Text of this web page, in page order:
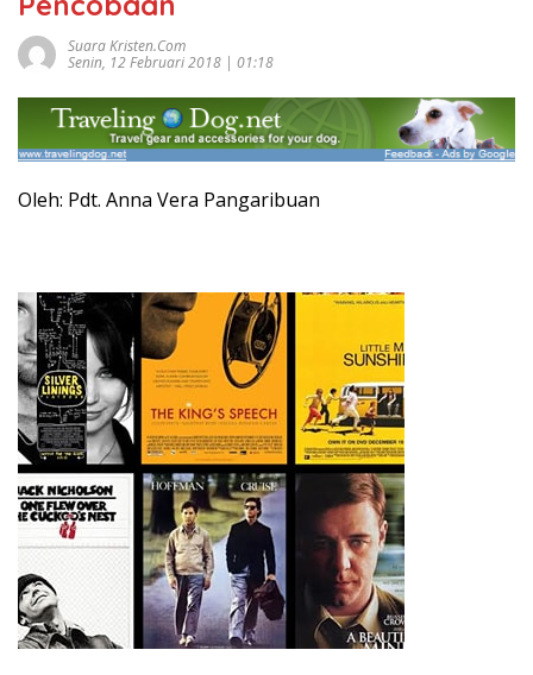
Suara Kristen.com
Senin, 12 Februari 2018 | 01:18
Oleh: Pdt. Anna Vera Pangaribuan